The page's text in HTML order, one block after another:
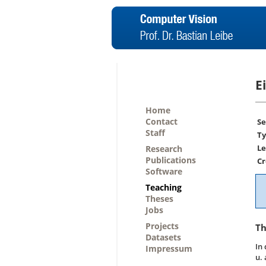
Home
Contact
Staff
Research
Publications
Software
Teaching
Theses
Jobs
Projects
Datasets
Impressum
In
u.